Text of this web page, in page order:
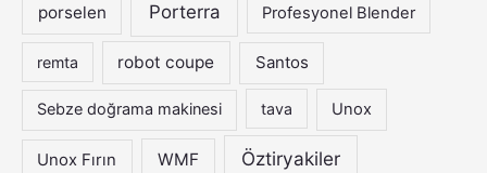
porselen Porterra Profesyonel Blender
remta robot coupe Santos
Sebze doğrama makinesi tava Unox
Unox Fırın WMF Öztiryakiler